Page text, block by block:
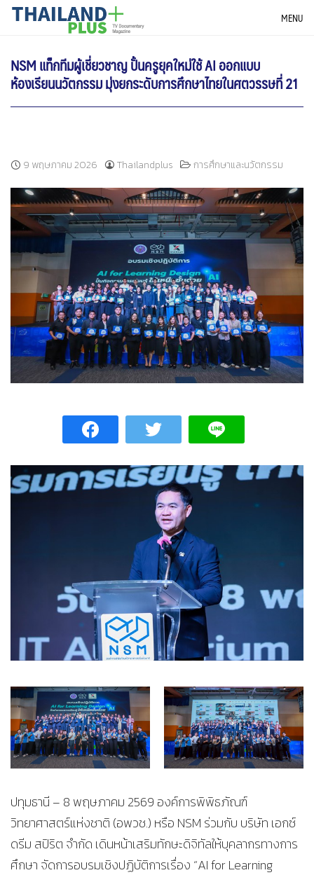
SkipTHAILANDPLUS NEWS MENU
NSM แท็กทีมผู้เชี่ยวชาญ ปั้นครูยุคใหม่ใช้ AI ออกแบบ
ห้องเรียนนวัตกรรม มุ่งยกระดับการศึกษาไทยในศตวรรษที่ 21
9 พฤษภาคม 2026 Thailandplus การศึกษาและนวัตกรรม
ปทุมธานี – 8 พฤษภาคม 2569 องค์การพิพิธภัณฑ์
วิทยาศาสตร์แห่งชาติ (อพวช.) หรือ NSM ร่วมกับ บริษัท เอกซ์
ดรีม สปิริต จำกัด เดินหน้าเสริมทักษะดิจิทัลให้บุคลากรทางการ
ศึกษา จัดการอบรมเชิงปฏิบัติการเรื่อง “AI for Learning